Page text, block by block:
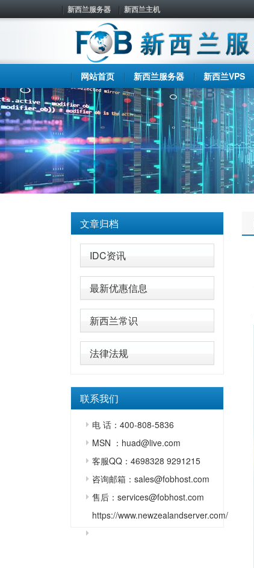
新西兰服务器 新西兰主机
网站首页 新西兰服务器 新西兰VPS
文章归档
IDC资讯
最新优惠信息
新西兰常识
法律法规
联系我们
电 话：400-808-5836
MSN ：huad@live.com
客服QQ：4698328 9291215
咨询邮箱：sales@fobhost.com
售后：services@fobhost.com
https://www.newzealandserver.com/